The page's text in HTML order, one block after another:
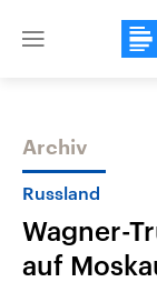
Close
Themen
Archiv
Russland
Wagner-
auf